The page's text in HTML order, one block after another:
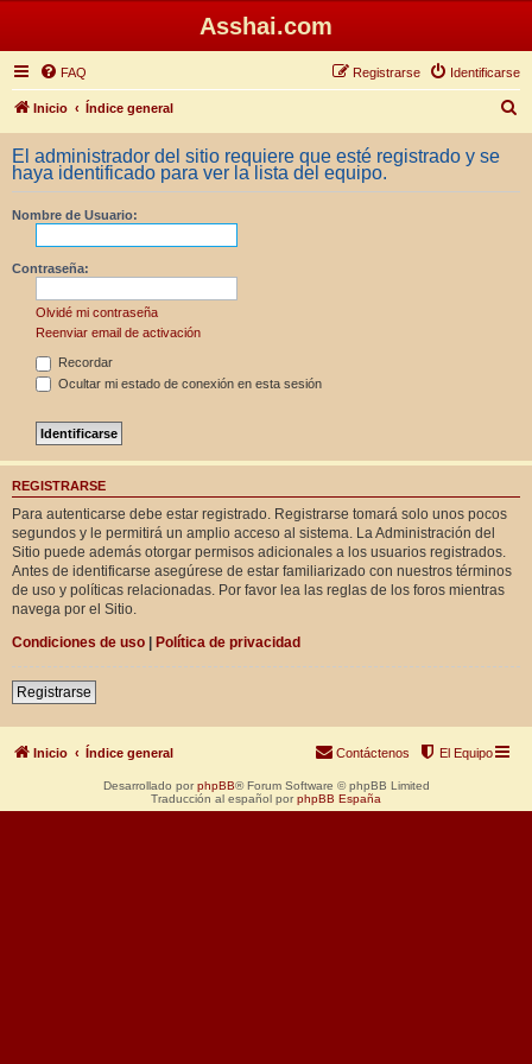
Asshai.com
FAQ Identificarse
Registrarse
Inicio Índice general
u
c
El administrador del sitio requiere que esté registrado y se
haya identificado para ver la lista del equipo.
Nombre de Usuario:
Contraseña:
Olvidé mi contraseña
Reenviar email de activación
Recordar
Ocultar mi estado de conexión en esta sesión
REGISTRARSE
Para autenticarse debe estar registrado. Registrarse tomará solo unos pocos
segundos y le permitirá un amplio acceso al sistema. La Administración del
Sitio puede además otorgar permisos adicionales a los usuarios registrados.
Antes de identificarse asegúrese de estar familiarizado con nuestros términos
de uso y políticas relacionadas. Por favor lea las reglas de los foros mientras
navega por el Sitio.
Condiciones de uso | Política de privacidad
Registrarse
Inicio Índice general El Equipo
Contáctenos
Desarrollado por phpBB® Forum Software © phpBB Limited
Traducción al español por phpBB España